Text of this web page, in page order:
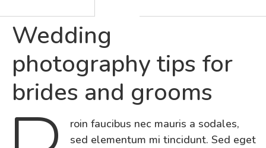
Wedding
photography tips for
brides and grooms
roin faucibus nec mauris a sodales,
sed elementum mi tincidunt. Sed eget